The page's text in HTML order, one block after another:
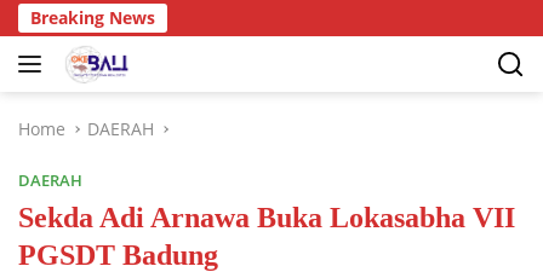
Breaking News
Home DAERAH
DAERAH
Sekda Adi Arnawa Buka Lokasabha VII
PGSDT Badung